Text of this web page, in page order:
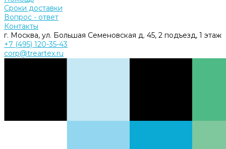
Сроки доставки
Вопрос - ответ
Контакты
г. Москва, ул. Большая Семеновская д. 45, 2 подъезд, 1 этаж
+7 (495) 120-35-43
corp@treartex.ru